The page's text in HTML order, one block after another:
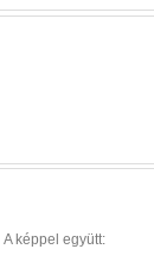
A képpel együtt: